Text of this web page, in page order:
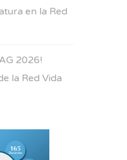
en la Red
2026!
la Red Vida